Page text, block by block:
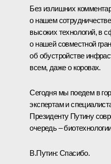
Без излишних
о нашем
высоких технологий, в
о нашей совместной
об обустройстве
всем, даже о коровах.
Сегодня мы поедем в
экспертам и
Президенту Путину
очередь –
В.Путин: Спасибо.